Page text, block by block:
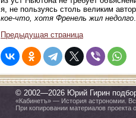
я, не пользуясь столь великим
кое-что, хотя Френель жил недолго
Предыдущая страница
© 2002—2026 Юрий Гирин
«Кабинетъ» — История астрономии.
При копировании материалов проекта